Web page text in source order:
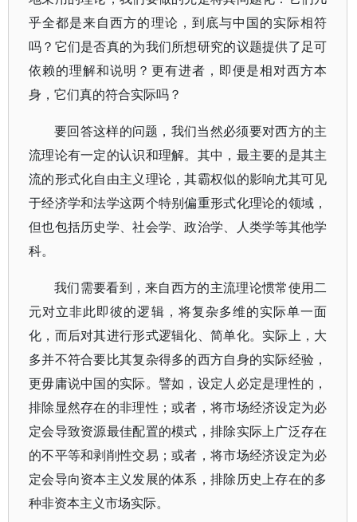
乎全都是来自西方的理论，到底与中国的实际相符
吗？它们是否真的为我们所想研究的议题提供了足可
依赖的理解和说明？更有进者，即便是相对西方本
身，它们真的符合实际吗？
要回答这样的问题，我们当然必须要对西方的主
流理论有一定的认识和理解。其中，最主要的是其主
流的形式化自由主义理论，其霸权似的影响尤其可见
于经济学和法学这两个特别偏重形式化理论的领域，
但也包括历史学、社会学、政治学、人类学等其他学
科。
我们需要看到，来自西方的主流理论惯常使用二
元对立非此即彼的逻辑，将复杂多维的实际单一面
化，而后对其进行形式逻辑化、简单化。实际上，大
多并不符合要比其复杂得多的西方自身的实际经验，
更毋庸说中国的实际。譬如，设定人必定是理性的，
排除显然存在的非理性；或者，将市场经济设定为必
定会导致资源最佳配置的模式，排除实际上广泛存在
的不平等和剥削性交易；或者，将市场经济设定为必
定会导向资本主义发展的体系，排除历史上存在的多
种非资本主义市场实际。